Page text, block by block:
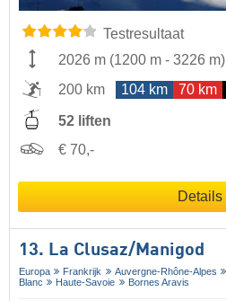
Testresultaat
2026 m (1200 m - 3226 m)
200 km
104 km 70 km
52 liften
€ 70,-
Details
13. La Clusaz/​Manigod
Europa Frankrijk Auvergne-Rhône-Alpes
Blanc
Haute-Savoie Bornes Aravis